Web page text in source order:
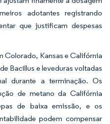
adotantes registrando
que justificam despesas
Colorado, Kansas e Califórnia
Bacillus e leveduras voltadas
durante a terminação. Os
de metano da Califórnia
de baixa emissão, e os
podem compensar